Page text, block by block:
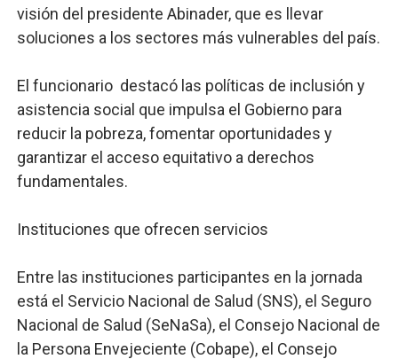
visión del presidente Abinader, que es llevar
soluciones a los sectores más vulnerables del país.
El funcionario destacó las políticas de inclusión y
asistencia social que impulsa el Gobierno para
reducir la pobreza, fomentar oportunidades y
garantizar el acceso equitativo a derechos
fundamentales.
Instituciones que ofrecen servicios
Entre las instituciones participantes en la jornada
está el Servicio Nacional de Salud (SNS), el Seguro
Nacional de Salud (SeNaSa), el Consejo Nacional de
la Persona Envejeciente (Cobape), el Consejo